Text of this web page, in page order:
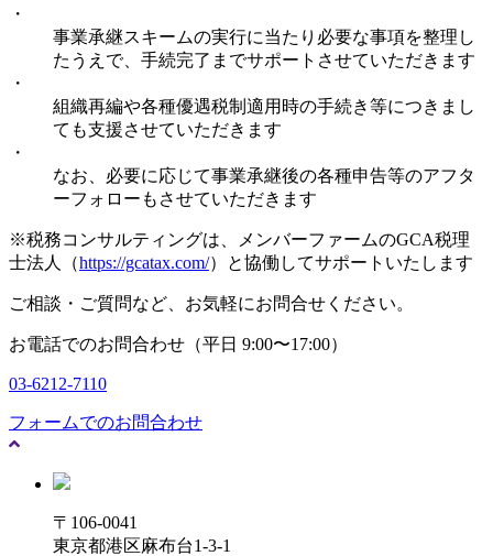
・
事業承継スキームの実行に当たり必要な事項を整理し
たうえで、手続完了までサポートさせていただきます
・
組織再編や各種優遇税制適用時の手続き等につきまし
ても支援させていただきます
・
なお、必要に応じて事業承継後の各種申告等のアフタ
ーフォローもさせていただきます
※税務コンサルティングは、メンバーファームのGCA税理
士法人（https://gcatax.com/）と協働してサポートいたします
ご相談・ご質問など、お気軽にお問合せください。
お電話でのお問合わせ（平日 9:00〜17:00）
03-6212-7110
フォームでのお問合わせ
〒106-0041
東京都港区麻布台1-3-1